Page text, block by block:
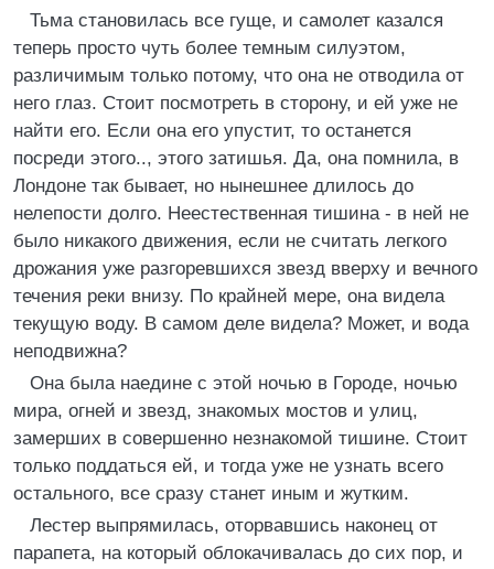
Тьма становилась все гуще, и самолет казался
теперь просто чуть более темным силуэтом,
различимым только потому, что она не отводила от
него глаз. Стоит посмотреть в сторону, и ей уже не
найти его. Если она его упустит, то останется
посреди этого.., этого затишья. Да, она помнила, в
Лондоне так бывает, но нынешнее длилось до
нелепости долго. Неестественная тишина - в ней не
было никакого движения, если не считать легкого
дрожания уже разгоревшихся звезд вверху и вечного
течения реки внизу. По крайней мере, она видела
текущую воду. В самом деле видела? Может, и вода
неподвижна?
Она была наедине с этой ночью в Городе, ночью
мира, огней и звезд, знакомых мостов и улиц,
замерших в совершенно незнакомой тишине. Стоит
только поддаться ей, и тогда уже не узнать всего
остального, все сразу станет иным и жутким.
Лестер выпрямилась, оторвавшись наконец от
парапета, на который облокачивалась до сих пор, и